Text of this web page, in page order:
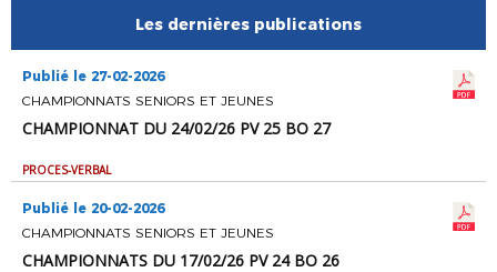
Les dernières publications
Publié le 27-02-2026
CHAMPIONNATS SENIORS ET JEUNES
CHAMPIONNAT DU 24/02/26 PV 25 BO 27
PROCES-VERBAL
Publié le 20-02-2026
CHAMPIONNATS SENIORS ET JEUNES
CHAMPIONNATS DU 17/02/26 PV 24 BO 26